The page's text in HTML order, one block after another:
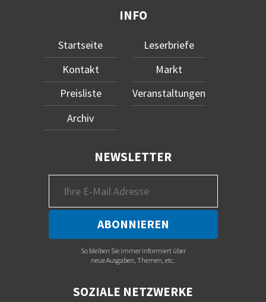
INFO
Startseite
Kontakt
Preisliste
Archiv
Leserbriefe
Markt
Veranstaltungen
NEWSLETTER
So bleiben Sie immer informiert über
neue Ausgaben, Themen, etc.
SOZIALE NETZWERKE